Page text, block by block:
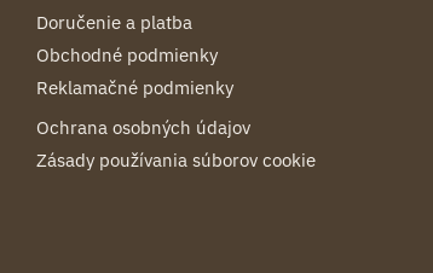
Doručenie a platba
Obchodné podmienky
Reklamačné podmienky
Ochrana osobných údajov
Zásady používania súborov cookie